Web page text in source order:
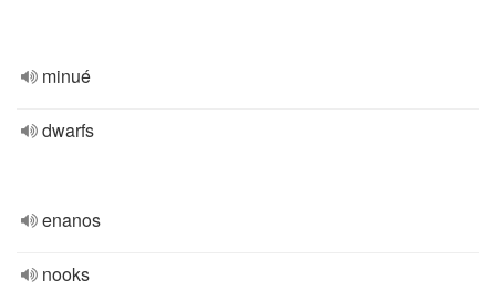
minué
dwarfs
enanos
nooks